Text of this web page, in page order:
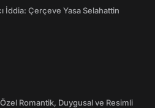
İddia: Çerçeve Yasa Selahattin
Romantik, Duygusal ve Resimli